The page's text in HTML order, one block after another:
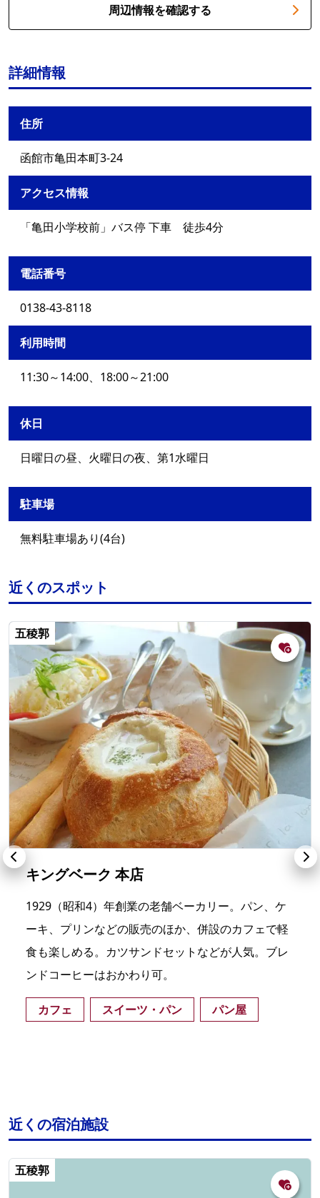
周辺情報を確認する
詳細情報
住所
函館市亀田本町3-24
アクセス情報
「亀田小学校前」バス停 下車 徒歩4分
電話番号
0138-43-8118
利用時間
11:30～14:00、18:00～21:00
休日
日曜日の昼、火曜日の夜、第1水曜日
駐車場
無料駐車場あり(4台)
近くのスポット
五稜郭
キングベーク 本店
1929（昭和4）年創業の老舗ベーカリー。パン、ケ
ーキ、プリンなどの販売のほか、併設のカフェで軽
食も楽しめる。カツサンドセットなどが人気。ブレ
ンドコーヒーはおかわり可。
カフェ スイーツ・パン パン屋
近くの宿泊施設
五稜郭